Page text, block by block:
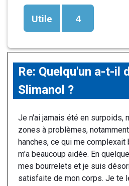
Utile 4
Re: Quelqu'un a-t-il
Slimanol ?
Je n'ai jamais été en surpoids,
zones à problèmes,
hanches, ce qui me complexait
m'a beaucoup aidée. En
mes bourrelets et je suis
satisfaite de mon corps. Je te